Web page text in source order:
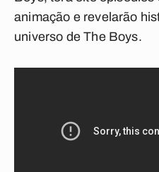
animação e revelarão
universo deThe Boys.